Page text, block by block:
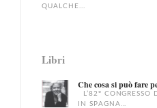
QUALCHE...
Libri
Che cosa si può fare
L’82° CONGRESSO
IN SPAGNA...